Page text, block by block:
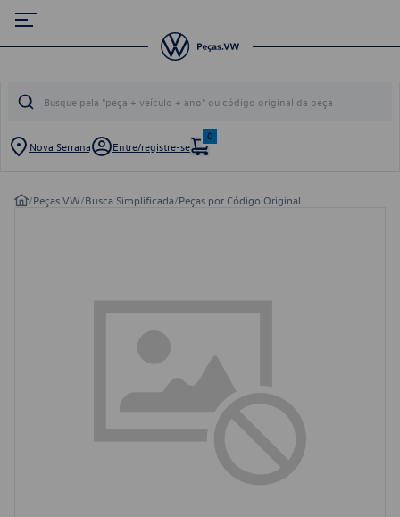
Nova Serrana Entre/registre-se
0
/Peças VW/Busca Simplificada/Peças por Código Original